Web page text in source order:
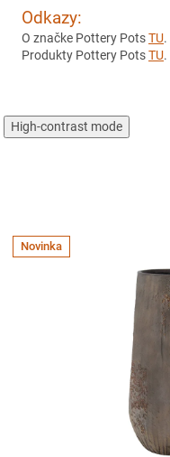
Odkazy:
O značke Pottery PotsTU.
Produkty Pottery PotsTU.
High-contrast mode
Novinka